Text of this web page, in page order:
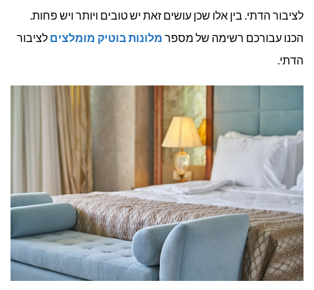
לציבור הדתי. בין אלו שכן עושים זאת יש טובים ויותר ויש פחות.
הכנו עבורכם רשימה של מספר מלונות בוטיק מומלצים לציבור
הדתי.